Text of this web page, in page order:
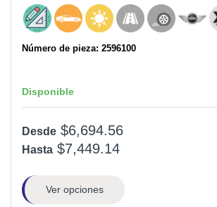
Número de pieza: 2596100
Disponible
Desde $6,694.56
Hasta $7,449.14
Ver opciones